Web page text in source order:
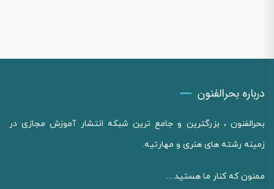
درباره بحرالفنون
بحرالفنون ، بزرگترین و جامع ترین شبکه انتشار آموزش مجازی در
زمینه رشته های هنری و مهارتیه.
ممنون که کنار ما هستید…